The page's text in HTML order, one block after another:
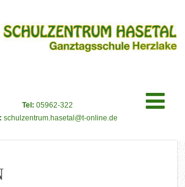
Tel: 05962-322
schulzentrum.hasetal@t-online.de